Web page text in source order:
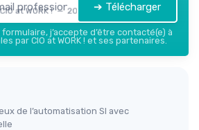
CIO at WORK ! — 2026 ➔ Télécharger
j’accepte d’être contacté(e) à
par CIO at WORK ! et ses partenaires.
de l’automatisation SI avec